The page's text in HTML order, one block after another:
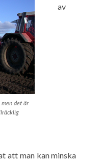
men det är
av
att man kan minska